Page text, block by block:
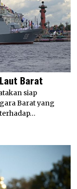
Barat
siap
Barat yang